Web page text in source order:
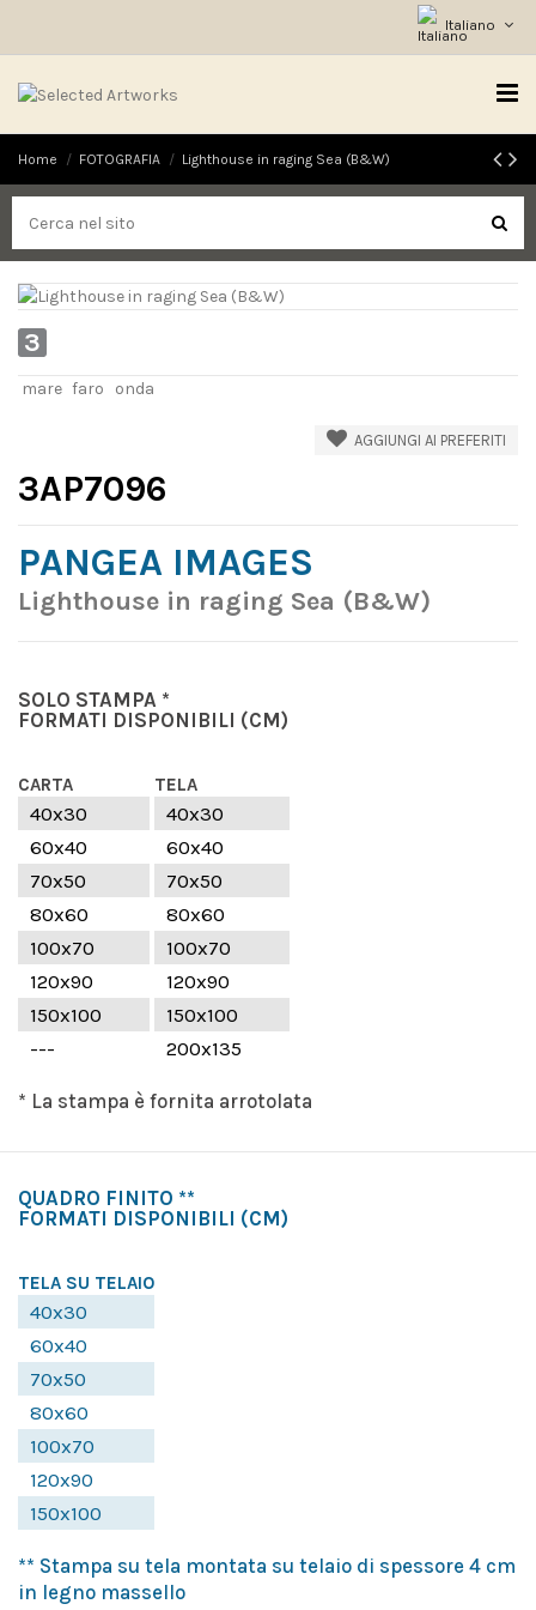
Italiano
Home FOTOGRAFIA Lighthouse in raging Sea (B&W)
3
mare faro onda
AGGIUNGI AI PREFERITI
3AP7096
PANGEA IMAGES
Lighthouse in raging Sea (B&W)
SOLO STAMPA *
FORMATI DISPONIBILI (CM)
CARTA TELA
40x30
40x30
60x40
60x40
70x50
70x50
80x60
80x60
100x70
100x70
120x90
120x90
150x100
150x100
---
200x135
* La stampa è fornita arrotolata
QUADRO FINITO **
FORMATI DISPONIBILI (CM)
TELA SU TELAIO
40x30
60x40
70x50
80x60
100x70
120x90
150x100
** Stampa su tela montata su telaio di spessore 4 cm
in legno massello